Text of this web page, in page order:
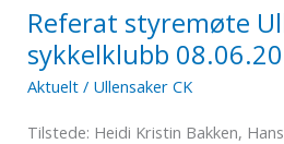
Referat styremøte
sykkelklubb 08.06.20
Aktuelt / Ullensaker CK
Tilstede: Heidi Kristin Bakken,